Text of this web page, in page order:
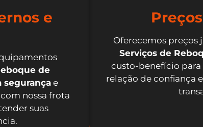
e
de
segurançae
nossa frota
suas
Oferecemos preços
Serviços de
custo-benefício para
relação de confiança